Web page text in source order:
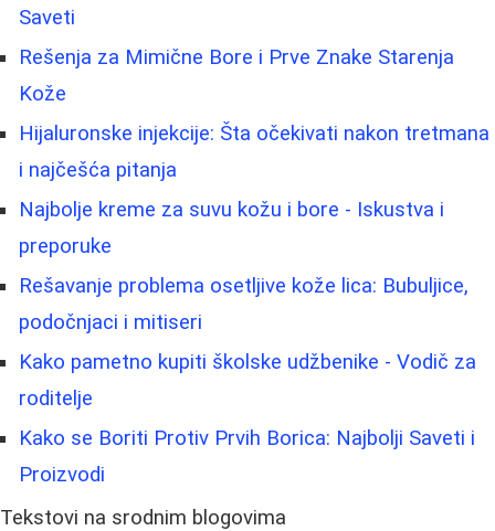
Saveti
Rešenja za Mimične Bore i Prve Znake Starenja
Kože
Hijaluronske injekcije: Šta očekivati nakon tretmana
i najčešća pitanja
Najbolje kreme za suvu kožu i bore - Iskustva i
preporuke
Rešavanje problema osetljive kože lica: Bubuljice,
podočnjaci i mitiseri
Kako pametno kupiti školske udžbenike - Vodič za
roditelje
Kako se Boriti Protiv Prvih Borica: Najbolji Saveti i
Proizvodi
Tekstovi na srodnim blogovima